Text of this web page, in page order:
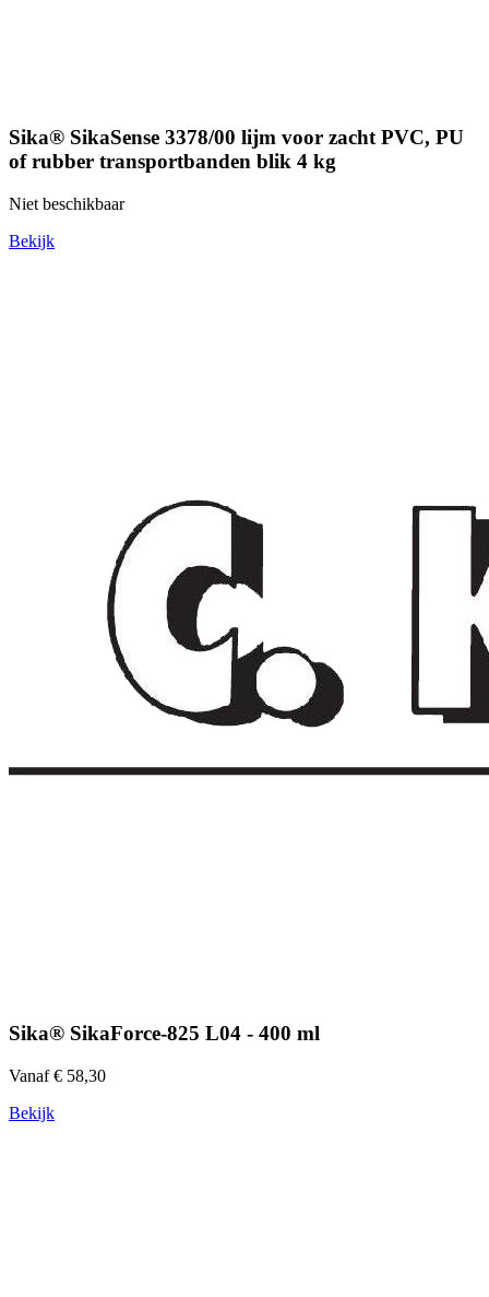
Sika® SikaSense 3378/00 lijm voor zacht PVC, PU
of rubber transportbanden blik 4 kg
Niet beschikbaar
Bekijk
Sika® SikaForce-825 L04 - 400 ml
Vanaf € 58,30
Bekijk